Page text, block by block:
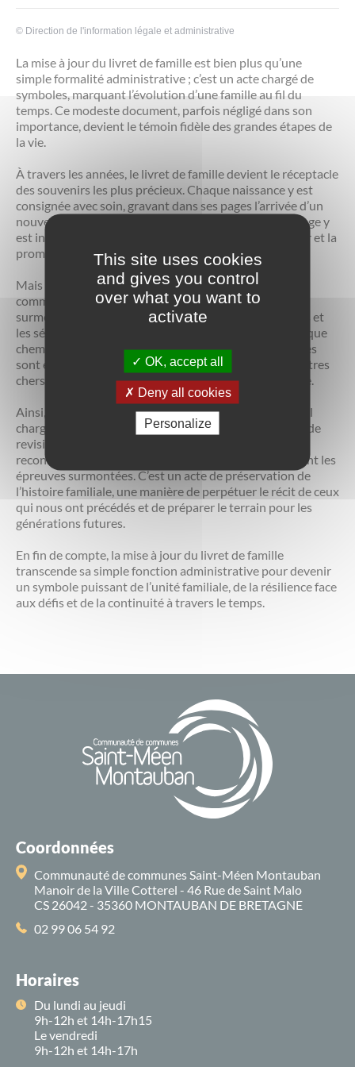
Eau et assainissement
Travaux
Numérique
Les offres d’emploi de la communauté de
Nos publications
© Direction de l'information légale et administrative
La mise à jour du livret de famille est bien plus qu’une
simple formalité administrative ; c’est un acte chargé de
symboles, marquant l’évolution d’une famille au fil du
temps. Ce modeste document, parfois négligé dans son
importance, devient le témoin fidèle des grandes étapes de
la vie.
À travers les années, le livret de famille devient le réceptacle
des souvenirs les plus précieux. Chaque naissance y est
consignée avec soin, gravant dans ses pages l’arrivée d’un
nouveau membre dans le cercle familial. Chaque mariage y
est inscrit, célébrant l’union de deux êtres dans l’amour et la
promesse d’un avenir commun.
Mais le livret de famille ne se limite pas aux joies des
commencements. Il reflète également les épreuves
surmontées et les changements survenus. Les divorces et
les séparations y laissent leur trace, rappelant que chaque
chemin familial comporte ses hauts et ses bas. Les décès
sont également enregistrés, témoignant de la perte d’êtres
chers et de leur place indélébile dans l’histoire familiale.
Ainsi, la mise à jour du livret de famille devient un rituel
chargé d’émotions et de significations. C’est l’occasion de
revisiter le passé tout en se tournant vers l’avenir, de
reconnaître les liens qui nous unissent tout en honorant les
épreuves surmontées. C’est un acte de préservation de
l’histoire familiale, une manière de perpétuer le récit de ceux
qui nous ont précédés et de préparer le terrain pour les
générations futures.
En fin de compte, la mise à jour du livret de famille
transcende sa simple fonction administrative pour devenir
un symbole puissant de l’unité familiale, de la résilience face
aux défis et de la continuité à travers le temps.
Coordonnées
Communauté de communes Saint-Méen Montauban
Manoir de la Ville Cotterel - 46 Rue de Saint Malo
CS 26042 - 35360 MONTAUBAN DE BRETAGNE
02 99 06 54 92
Horaires
Du lundi au jeudi
9h-12h et 14h-17h15
Le vendredi
9h-12h et 14h-17h
This site uses cookies
and gives you control
over what you want to
activate
OK, accept all
Deny all cookies
Personalize